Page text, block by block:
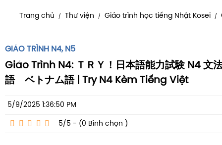
Trang chủ / Thư viện / Giáo trình học tiếng Nhật Kosei /
GIÁO TRÌNH N4, N5
Giáo Trình N4: ＴＲＹ！日本語能力試験 N4 文
語 ベトナム語 | Try N4 Kèm Tiếng Việt
5/9/2025 1:36:50 PM
5/5 - (0 Bình chọn )